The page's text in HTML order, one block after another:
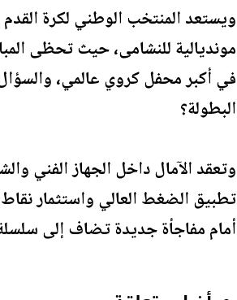
ويستعد المنتخب الوطني لكرة القدم
مونديالية للنشامى، حيث تحظى
في أكبر محفل كروي عالمي، والسؤال
البطولة؟
وتعقد الآمال داخل الجهاز الفني
تطبيق الضغط العالي واستثمار
أمام مفاجأة جديدة تضاف إلى